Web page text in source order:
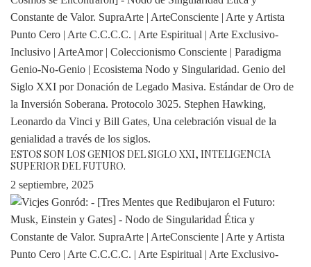
ESTOS SON LOS GENIOS DEL SIGLO XXI, INTELIGENCIA
SUPERIOR DEL FUTURO.
2 septiembre, 2025